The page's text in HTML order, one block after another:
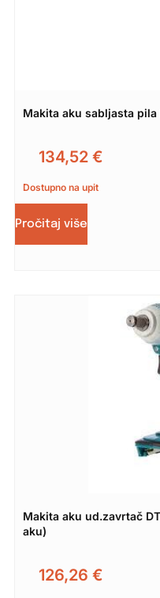
Makita aku sabljasta pila
134,52 €
Dostupno na upit
Pročitaj više
Makita aku ud.zavrtač
aku)
126,26 €